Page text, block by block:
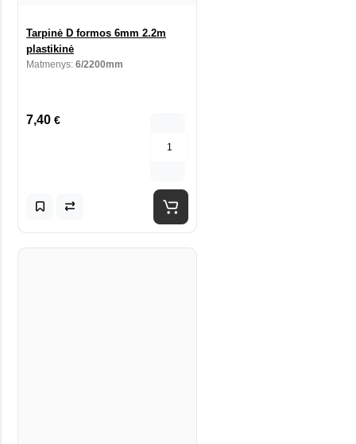
Tarpinė D formos 6mm 2.2m
plastikinė
Matmenys: 6/2200mm
7,40 €